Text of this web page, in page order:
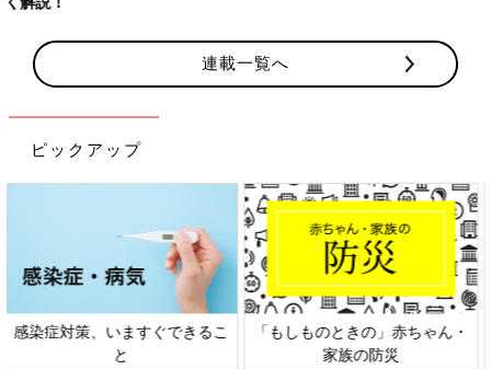
連載一覧へ
ピックアップ
日本外来小児科学会リーフレッ
ト検討会
六星占術 細木かおりさんの人生
相談